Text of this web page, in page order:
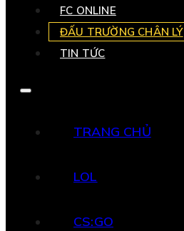
FC ONLINE
ĐẤU TRƯỜNG CHÂN LÝ
TIN TỨC
TRANG CHỦ
LOL
CS:GO